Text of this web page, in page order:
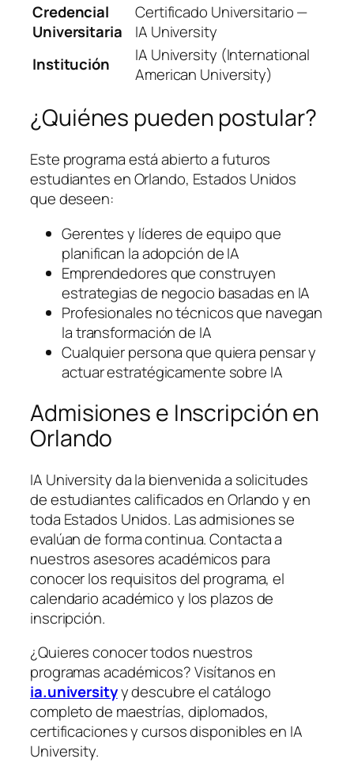
Credencial
Universitaria
Certificado Universitario —
IA University
Institución
IA University (International
American University)
¿Quiénes pueden postular?
Este programa está abierto a futuros
estudiantes en Orlando, Estados Unidos
que deseen:
Gerentes y líderes de equipo que
planifican la adopción de IA
Emprendedores que construyen
estrategias de negocio basadas en IA
Profesionales no técnicos que navegan
la transformación de IA
Cualquier persona que quiera pensar y
actuar estratégicamente sobre IA
Admisiones e Inscripción en
Orlando
IA University da la bienvenida a solicitudes
de estudiantes calificados en Orlando y en
toda Estados Unidos. Las admisiones se
evalúan de forma continua. Contacta a
nuestros asesores académicos para
conocer los requisitos del programa, el
calendario académico y los plazos de
inscripción.
¿Quieres conocer todos nuestros
programas académicos? Visítanos en
ia.universityy descubre el catálogo
completo de maestrías, diplomados,
certificaciones y cursos disponibles en IA
University.